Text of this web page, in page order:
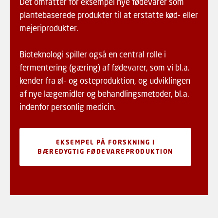
plantebaserede produkter til at erstatte kød- eller
mejeriprodukter.
Bioteknologi spiller også en central rolle i
fermentering (gæring) af fødevarer, som vi bl.a.
kender fra øl- og osteproduktion, og udviklingen
af nye lægemidler og behandlingsmetoder, bl.a.
indenfor personlig medicin.
EKSEMPEL PÅ FORSKNING I
BÆREDYGTIG FØDEVAREPRODUKTION